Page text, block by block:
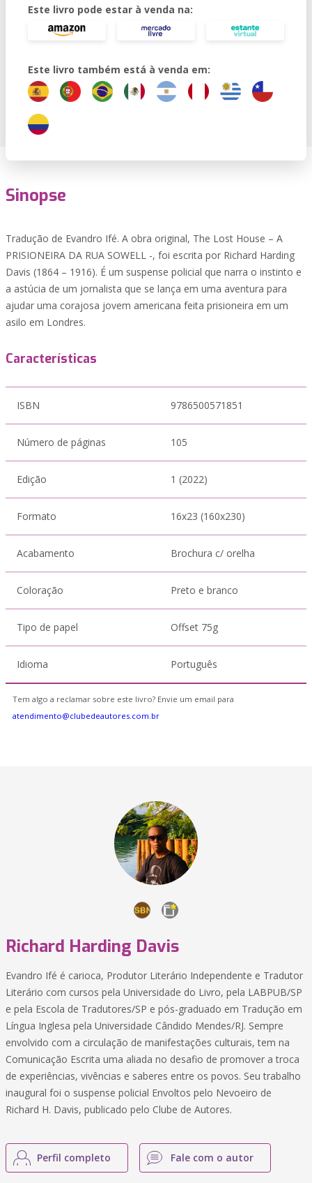
Este livro pode estar à venda na:
Este livro também está à venda em:
Sinopse
Tradução de Evandro Ifé. A obra original, The Lost House – A
PRISIONEIRA DA RUA SOWELL -, foi escrita por Richard Harding
Davis (1864 – 1916). É um suspense policial que narra o instinto e
a astúcia de um jornalista que se lança em uma aventura para
ajudar uma corajosa jovem americana feita prisioneira em um
asilo em Londres.
Características
ISBN 9786500571851
Número de páginas 105
Edição 1 (2022)
Formato 16x23 (160x230)
Acabamento Brochura c/ orelha
Coloração Preto e branco
Tipo de papel Offset 75g
Idioma Português
Tem algo a reclamar sobre este livro? Envie um email para
atendimento@clubedeautores.com.br
Richard Harding Davis
Evandro Ifé é carioca, Produtor Literário Independente e Tradutor
Literário com cursos pela Universidade do Livro, pela LABPUB/SP
e pela Escola de Tradutores/SP e pós-graduado em Tradução em
Língua Inglesa pela Universidade Cândido Mendes/RJ. Sempre
envolvido com a circulação de manifestações culturais, tem na
Comunicação Escrita uma aliada no desafio de promover a troca
de experiências, vivências e saberes entre os povos. Seu trabalho
inaugural foi o suspense policial Envoltos pelo Nevoeiro de
Richard H. Davis, publicado pelo Clube de Autores.
Perfil completo Fale com o autor